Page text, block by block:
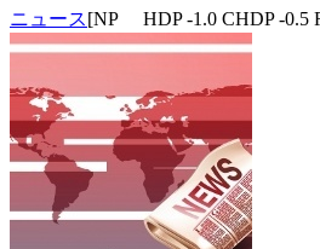
ニュース[NP HDP -1.0 CHDP -0.5